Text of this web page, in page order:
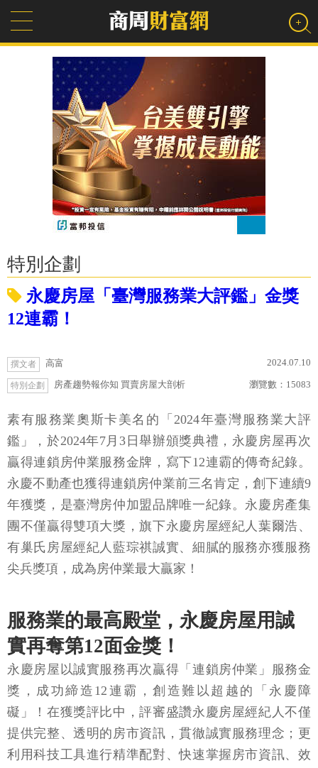
特別企劃
永慶房屋「臺灣服務業大評鑑」金獎
12連霸！
撰文者 高富 2024.07.10
特別企劃 房產趨勢報你知 買賣房屋大剖析 瀏覽數： 15083
素有服務業奧斯卡美名的「2024年臺灣服務業大評
鑑」，於2024年7月3日舉辦頒獎典禮，永慶房屋再次
贏得連鎖房仲業服務金牌，寫下12連霸的傳奇紀錄。
永慶不動產也獲得連鎖房仲業前三名肯定，創下連續9
年獲獎，是臺灣房仲加盟品牌唯一紀錄。永慶房產集
團不僅贏得雙項大獎，旗下永慶房屋經紀人葉爾浩、
有巢氏房屋經紀人藍琮祺誠實、細膩的服務亦獲服務
尖兵獎項，成為房仲業最大贏家！
服務業的最高殿堂，永慶房屋用誠
實再奪第12面金獎！
永慶房屋以誠實服務再次贏得「連鎖房仲業」服務金
獎，成功締造12連霸，創造難以超越的「永慶障
礙」！在獲獎評比中，評審盛讚永慶房屋經紀人不僅
提供完整、透明的房市資訊，貫徹誠實服務理念；更
利用科技工具進行精準配對、快速掌握房市資訊、效